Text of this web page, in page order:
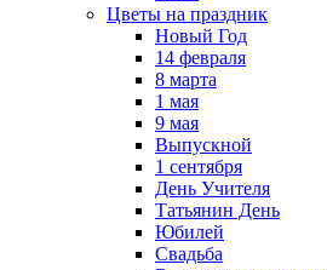
Цветы на праздник
Новый Год
14 февраля
8 марта
1 мая
9 мая
Выпускной
1 сентября
День Учителя
Татьянин День
Юбилей
Свадьба